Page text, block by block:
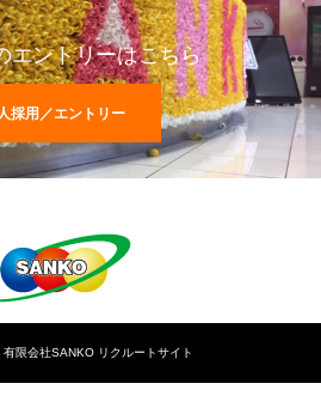
エントリーはこちら
採用／エントリー
限会社SANKO リクルートサイト